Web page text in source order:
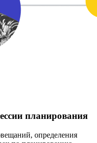
планирования
определения